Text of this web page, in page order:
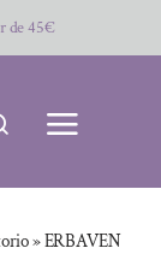
de 45€
»ERBAVEN